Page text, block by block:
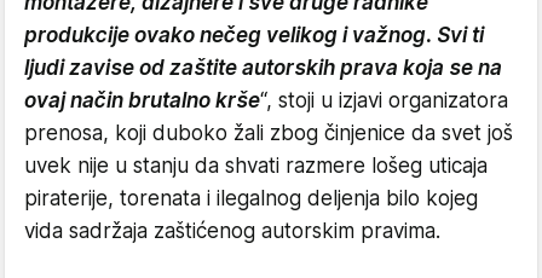
produkcije ovako nečeg velikog i važnog. Svi ti
ljudi zavise od zaštite autorskih prava koja se na
ovaj način brutalno krše“, stoji u izjavi organizatora
prenosa, koji duboko žali zbog činjenice da svet još
uvek nije u stanju da shvati razmere lošeg uticaja
piraterije, torenata i ilegalnog deljenja bilo kojeg
vida sadržaja zaštićenog autorskim pravima.